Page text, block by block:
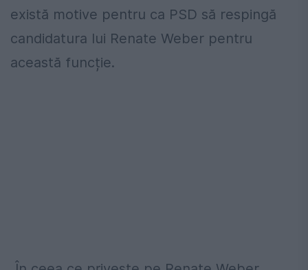
există motive pentru ca PSD să respingă
candidatura lui Renate Weber pentru
această funcție.